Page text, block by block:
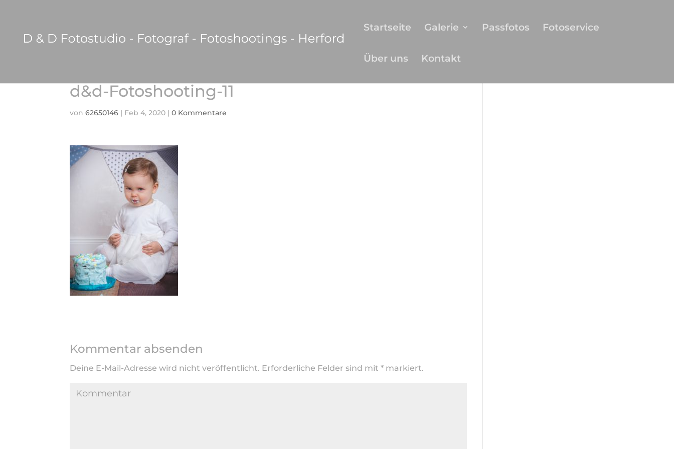
Startseite Galerie Passfotos Fotoservice
Über uns Kontakt
d&d-Fotoshooting-11
von 62650146 | Feb 4, 2020 | 0 Kommentare
Kommentar absenden
Deine E-Mail-Adresse wird nicht veröffentlicht. Erforderliche Felder sind mit * markiert.